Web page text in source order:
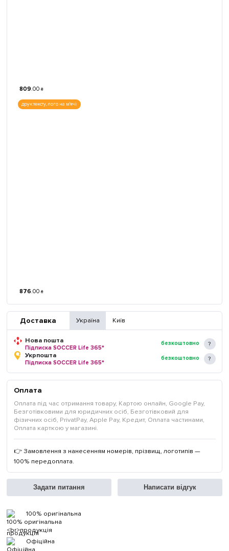
809.00 ₴
друк тексту, лого на м'ячі
876.00 ₴
Доставка Україна Київ
Нова пошта
Підписка SOCCER Life 365*
безкоштовно
Укрпошта
Підписка SOCCER Life 365*
безкоштовно
Оплата
Оплата під час отримання товару, Картою онлайн, Google Pay,
Безготівковими для юридичних осіб, Безготівковий для
фізичних осіб, PrivatPay, Apple Pay, Кредит, Оплата частинами,
Оплата карткою у магазині.
👉 Замовлення з нанесенням номерів, прізвищ, логотипів —
100% передоплата.
Задати питання Написати відгук
100% оригінальна
продукція
Офіційна